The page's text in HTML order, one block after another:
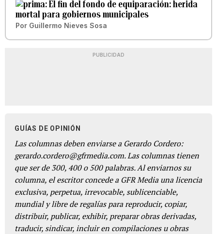
El fin del fondo de equiparación: herida
mortal para gobiernos municipales
Por Guillermo Nieves Sosa
PUBLICIDAD
GUÍAS DE OPINIÓN
Las columnas deben enviarse a Gerardo Cordero:
gerardo.cordero@gfrmedia.com. Las columnas tienen
que ser de 300, 400 o 500 palabras. Al enviarnos su
columna, el escritor concede a GFR Media una licencia
exclusiva, perpetua, irrevocable, sublicenciable,
mundial y libre de regalías para reproducir, copiar,
distribuir, publicar, exhibir, preparar obras derivadas,
traducir, sindicar, incluir en compilaciones u obras